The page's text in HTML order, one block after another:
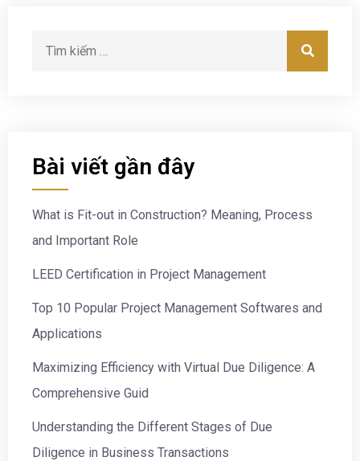
Bài viết gần đây
What is Fit-out in Construction? Meaning, Process
and Important Role
LEED Certification in Project Management
Top 10 Popular Project Management Softwares and
Applications
Maximizing Efficiency with Virtual Due Diligence: A
Comprehensive Guid
Understanding the Different Stages of Due
Diligence in Business Transactions